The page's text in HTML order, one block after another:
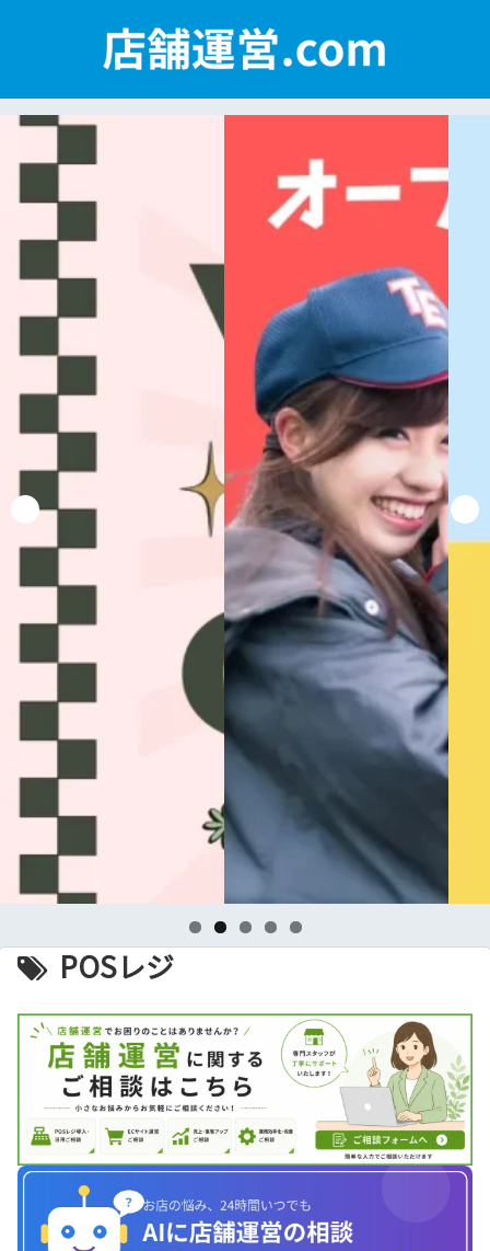
POSレジ